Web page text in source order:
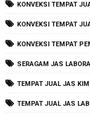
KONVEKSI TEMPAT
KONVEKSI TEMPAT
KONVEKSI TEMPAT
SERAGAM JAS
TEMPAT JUAL JAS
TEMPAT JUAL JAS LAB